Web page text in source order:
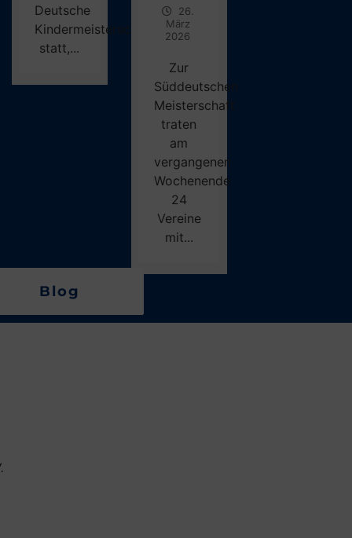
Deutsche
Kindermeisterschaft
statt,...
26.
März
2026
Zur
Süddeutschen
Meisterschaft
traten
am
vergangenen
Wochenende
24
Vereine
mit...
Blog